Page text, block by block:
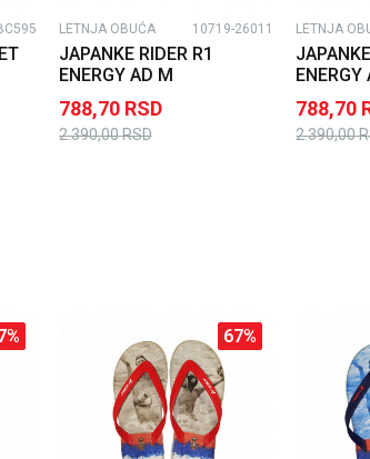
LETNJA OBUĆA 10719-26011
JAPANKE RIDER R1
ENERGY AD M
788,70 RSD
2.390,00RSD
LETNJA
ENERGY
788,70
2.390,00
% 67%